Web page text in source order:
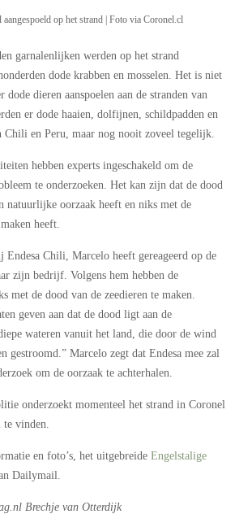
aangespoeld op het strand | Foto via Coronel.cl
garnalenlijken werden op het strand
dode krabben en mosselen. Het is niet
dode dieren aanspoelen aan de stranden van
er dode haaien, dolfijnen, schildpadden en
Chili en Peru, maar nog nooit zoveel tegelijk.
hebben experts ingeschakeld om de
te onderzoeken. Het kan zijn dat de dood
natuurlijke oorzaak heeft en niks met de
heeft.
Endesa Chili, Marcelo heeft gereageerd op de
zijn bedrijf. Volgens hem hebben de
met de dood van de zeedieren te maken.
geven aan dat de dood ligt aan de
wateren vanuit het land, die door de wind
gestroomd.” Marcelo zegt dat Endesa mee zal
om de oorzaak te achterhalen.
onderzoekt momenteel het strand in Coronel
vinden.
en foto’s, het uitgebreide Engelstalige
Dailymail.
Brechje van Otterdijk